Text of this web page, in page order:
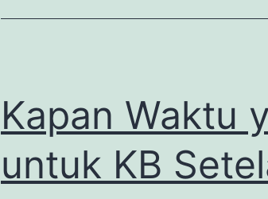
Ketahui
Kapan Waktu
untuk KB